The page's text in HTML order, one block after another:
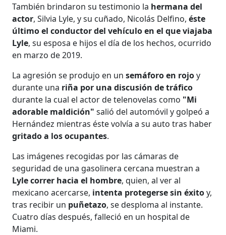
También brindaron su testimonio la hermana del
actor, Silvia Lyle, y su cuñado, Nicolás Delfino, éste
último el conductor del vehículo en el que viajaba
Lyle, su esposa e hijos el día de los hechos, ocurrido
en marzo de 2019.
La agresión se produjo en unsemáforo en rojoy
durante una riña por una discusión de tráfico
durante la cual el actor de telenovelas como "Mi
adorable maldición"salió del automóvil y golpeó a
Hernández mientras éste volvía a su auto tras haber
gritado a los ocupantes.
Las imágenes recogidas por las cámaras de
seguridad de una gasolinera cercana muestran a
Lyle correr hacia el hombre, quien, al ver al
mexicano acercarse, intenta protegerse sin éxitoy,
tras recibir un puñetazo, se desploma al instante.
Cuatro días después, falleció en un hospital de
Miami.